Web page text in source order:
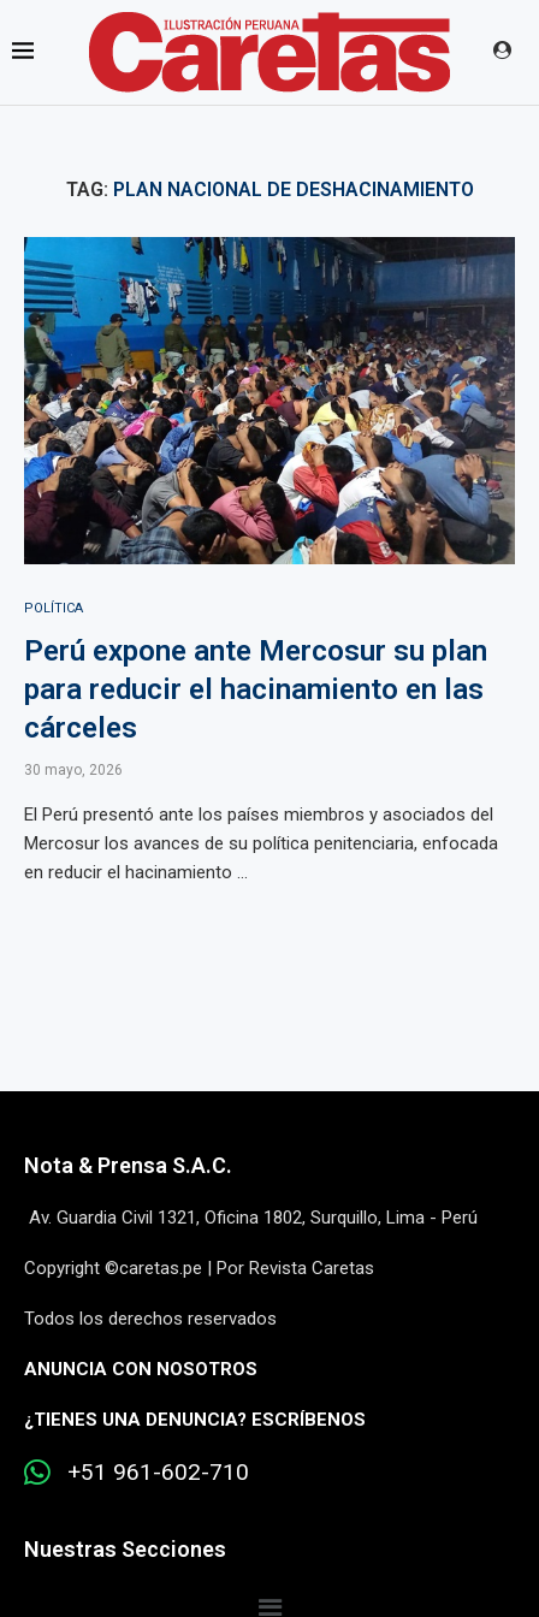
TAG: PLAN NACIONAL DE DESHACINAMIENTO
POLÍTICA
Perú expone ante Mercosur su plan
para reducir el hacinamiento en las
cárceles
30 mayo, 2026
El Perú presentó ante los países miembros y asociados del
Mercosur los avances de su política penitenciaria, enfocada
en reducir el hacinamiento ...
Nota & Prensa S.A.C.
Av. Guardia Civil 1321, Oficina 1802, Surquillo, Lima - Perú
Copyright ©caretas.pe | Por Revista Caretas
Todos los derechos reservados
ANUNCIA CON NOSOTROS
¿TIENES UNA DENUNCIA? ESCRÍBENOS
+51 961-602-710
Nuestras Secciones